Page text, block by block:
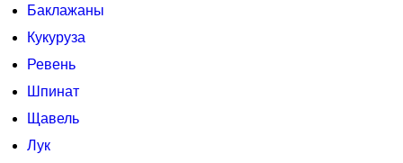
Баклажаны
Кукуруза
Ревень
Шпинат
Щавель
Лук